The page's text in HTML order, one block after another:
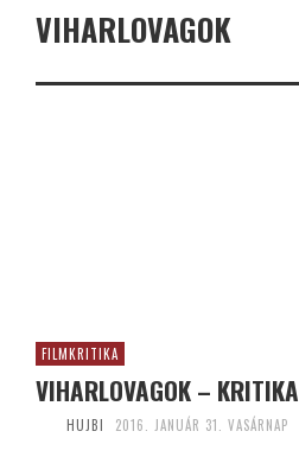
VIHARLOVAGOK
FILMKRITIKA
VIHARLOVAGOK – KRITIKA
HUJBI 2016. JANUÁR 31. VASÁRNAP